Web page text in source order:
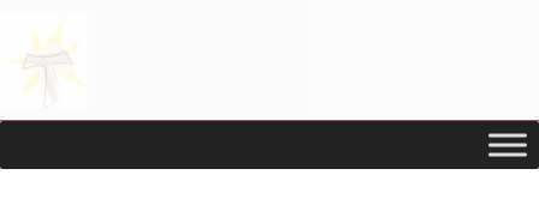
contenu